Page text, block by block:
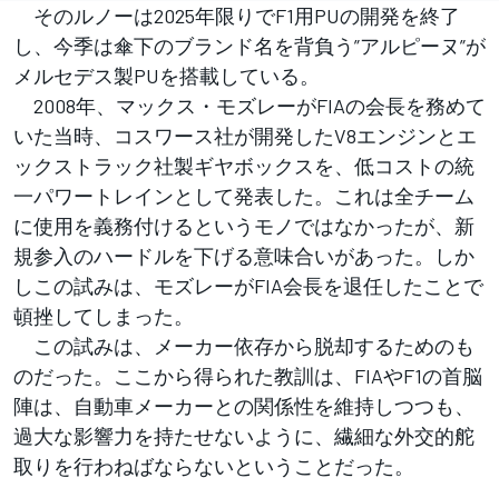
そのルノーは2025年限りでF1用PUの開発を終了
し、今季は傘下のブランド名を背負う”アルピーヌ”が
メルセデス製PUを搭載している。
2008年、マックス・モズレーがFIAの会長を務めて
いた当時、コスワース社が開発したV8エンジンとエ
ックストラック社製ギヤボックスを、低コストの統
一パワートレインとして発表した。これは全チーム
に使用を義務付けるというモノではなかったが、新
規参入のハードルを下げる意味合いがあった。しか
しこの試みは、モズレーがFIA会長を退任したことで
頓挫してしまった。
この試みは、メーカー依存から脱却するためのも
のだった。ここから得られた教訓は、FIAやF1の首脳
陣は、自動車メーカーとの関係性を維持しつつも、
過大な影響力を持たせないように、繊細な外交的舵
取りを行わねばならないということだった。